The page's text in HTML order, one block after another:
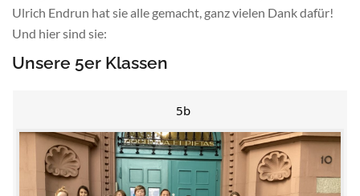
Ulrich Endrun hat sie alle gemacht, ganz vielen Dank dafür!
Und hier sind sie:
Unsere 5er Klassen
5b